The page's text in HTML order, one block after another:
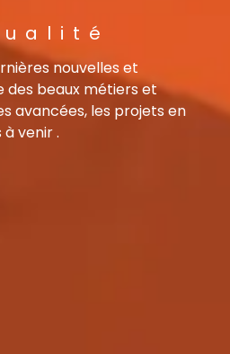
nouvelles et
des beaux métiers et
avancées, les projets en
venir .